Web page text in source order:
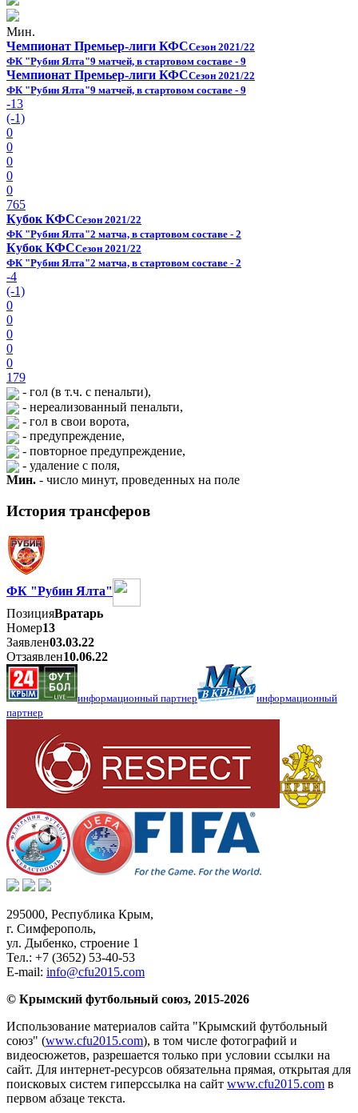
Мин.
Чемпионат Премьер-лиги КФССезон 2021/22
ФК "Рубин Ялта"9 матчей, в стартовом составе - 9
Чемпионат Премьер-лиги КФССезон 2021/22
ФК "Рубин Ялта"9 матчей, в стартовом составе - 9
-13
(-1)
0
0
0
0
0
765
Кубок КФССезон 2021/22
ФК "Рубин Ялта"2 матча, в стартовом составе - 2
Кубок КФССезон 2021/22
ФК "Рубин Ялта"2 матча, в стартовом составе - 2
-4
(-1)
0
0
0
0
0
179
- гол (в т.ч. с пенальти),
- нереализованный пенальти,
- гол в свои ворота,
- предупреждение,
- повторное предупреждение,
- удаление с поля,
Мин. - число минут, проведенных на поле
История трансферов
ФК "Рубин Ялта"
ПозицияВратарь
Номер13
Заявлен03.03.22
Отзаявлен10.06.22
информационный партнер
информационный
партнер
295000, Республика Крым,
г. Симферополь,
ул. Дыбенко, строение 1
Тел.: +7 (3652) 53-40-53
E-mail: info@cfu2015.com
© Крымский футбольный союз, 2015-2026
Использование материалов сайта "Крымский футбольный
союз" (www.cfu2015.com), в том числе фотографий и
видеосюжетов, разрешается только при условии ссылки на
сайт. Для интернет-ресурсов обязательна прямая, открытая для
поисковых систем гиперссылка на сайт www.cfu2015.com в
первом абзаце текста.